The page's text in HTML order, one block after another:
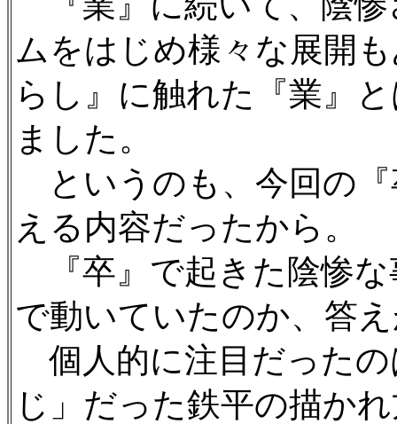
ムをはじめ様々な展開
らし』に触れた『業』
ました。
というのも、今回の『
える内容だったから。
『卒』で起きた陰惨な
で動いていたのか、答
個人的に注目だったの
じ」だった鉄平の描か